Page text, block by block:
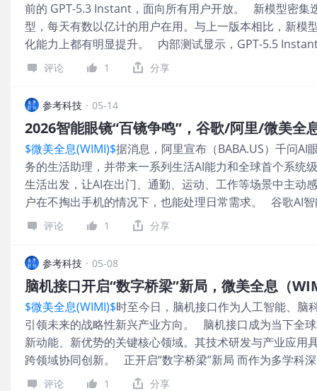
集。根据 Omdia 发布的最新数据显示，2025 年全球 AI
美全息建立多元触达场景体系 公开信息显示，全息AR第
戴等多类智能穿戴终端，构建从硬件到应用的使用价值闭
入智能眼镜，嵌入大模型能力增强实时
前的 GPT-5.3 Instant，面向所有用户开放。 新模型密集
型，每天有数以亿计的用户在用。与上一版本相比，新模
化能力上都有明显提升。 内部测试显示，GPT-5.5
的解答质量，以及判断何时应当主动调用搜索工具，都
开发人工智能代理“Hatch”及智能购物工具。 事实上，
刚发布自研AI模型Muse Spark，标志着该司重金押注AI
月宣布成立“超级智能实验室”（MSL）以来的首个核心成
Alexandr Wang以来发布的首款重大AI模型。 该模型公
为，如果说Llama代表Meta在AI时代的第一次尝试，
是一场技术竞赛，更是一场关乎公司未来十年的战略豪
业内普遍认为，这标志着Meta从“AI布
评论 1 分享
参考科技 · 05-14
2026智能眼镜“百镜争鸣”，谷歌/阿里/微美全
$微美全息(WIMI)$据消息，阿里宣布（BABA.US）千问
务的生活助理，并带来一系列生活AI能力和全球首个系
生活出发，让AI在出门、通勤、运动、工作等场景中主动
户在不掏出手机的情况下，也能处理日常需求。 谷歌AI
工智能智能眼镜细节曝光，更侧重于提升生产力，而非
披露了谷歌一套围绕生产力、实际应用及Gemini人工智
打造这款智能眼镜，携手Warby Parker和Gentle
品外观更贴近普通眼镜，而非笨重的科技头盔。 此前，
合作开发，预计2026年上市。该头戴设备通过线缆连接
其归类为有线XR眼镜而非AI智能眼镜的原因。 三星正式
(SSNGY.US)在公布了今年第一季度的财报中提到，受内
耳机将与首款 AI 眼镜一同发布。 目前，在与投资者的财
通过 AI 眼镜等多种产品形态，提供沉浸式多
评论 1 分享
参考科技 · 05-08
脑机接口开启“数字桥梁”新局，微美全息（
$微美全息(WIMI)$时至今日，脑机接口作为人工智能、脑
引领未来的战略性新兴产业方向。 脑机接口成为当下全
新动能、新优势的关键核心领域。其技术研发与产业应
跨领域协同创新。 正开启“数字桥梁”新局 而作为多学科
互，通俗来讲就是“脑控技术”，核心是在生物大脑与外部
评论 1 分享